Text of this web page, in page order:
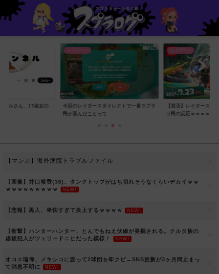
ネルさん、17歳女の
レイダース
今回のレイダースダイレクトで一番スプラ
民が喜んだことって...
レイダース
【賛否】レイダースダ
ラ民の反応ｗｗｗｗ...
【マンガ】海外病院トラブルファイル
【画像】井口裕香(36)、タンクトップがはち切れそうなくらいデカイｗｗ
ｗｗｗｗｗｗｗｗｗ
NEW!
【悲報】黒人、卑怯すぎて炎上するｗｗｗｗ NEW!
【衝撃】ハンターハンター、とんでもねえ伏線が発掘される。クルタ族の
虐殺犯人がツェリードニヒだった模様！
NEW!
オコエ瑠偉、メキシコに渡って2球団を即クビ→SNS更新が3ヶ月間止まっ
て消息不明に
NEW!